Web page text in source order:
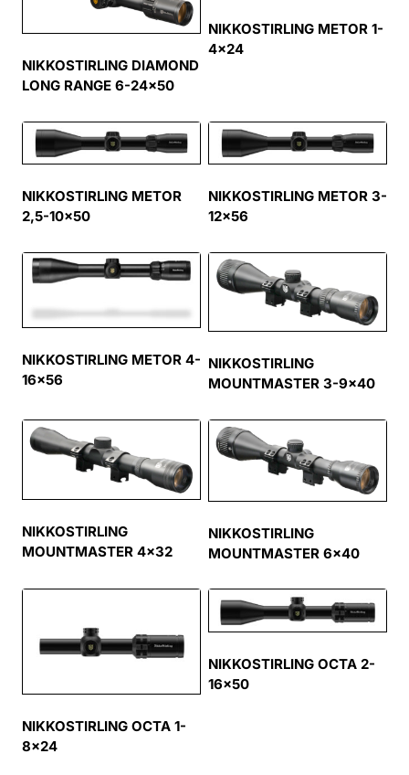
NIKKOSTIRLING DIAMOND
LONG RANGE 6-24×50
NIKKOSTIRLING METOR 1-
4×24
NIKKOSTIRLING METOR
2,5-10×50
NIKKOSTIRLING METOR 3-
12×56
NIKKOSTIRLING METOR 4-
16×56
NIKKOSTIRLING
MOUNTMASTER 3-9×40
NIKKOSTIRLING
MOUNTMASTER 4×32
NIKKOSTIRLING
MOUNTMASTER 6×40
NIKKOSTIRLING OCTA 1-
8×24
NIKKOSTIRLING OCTA 2-
16×50